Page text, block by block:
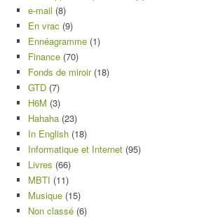
e-mail (8)
En vrac (9)
Ennéagramme (1)
Finance (70)
Fonds de miroir(18)
GTD (7)
H6M (3)
Hahaha (23)
In English (18)
Informatique et Internet (95)
Livres (66)
MBTI (11)
Musique (15)
Non classé (6)